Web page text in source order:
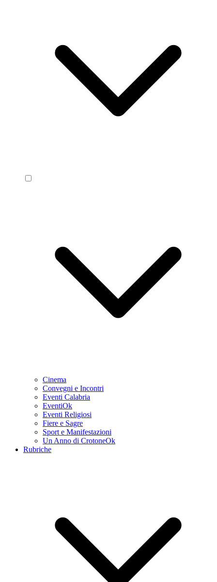
Cinema
Convegni e Incontri
Eventi Calabria
EventiOk
Eventi Religiosi
Fiere e Sagre
Sport e Manifestazioni
Un Anno di CrotoneOk
Rubriche